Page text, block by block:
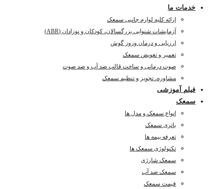
خدمات ما
ارائه کلیه لوازم جانبی سمعک
آزمایشات شنوایی بزرگسالان، کودکان و نوزادان (ABR)
ارزیابی و درمان وزوز گوش
تعمیر و تعویض سمعک
صوت درمانی و ساخت قالب ضد آب و ضد صوت
مشاوره، تجویز و تنظیم سمعک
فیلم آموزشی
سمعک
انواع سمعک و مدل ها
باتری سمعک
تعرفه بیمه ها
تکنولوژی سمعک ها
سمعک شارژی
سمعک ضد آب
قیمت سمعک